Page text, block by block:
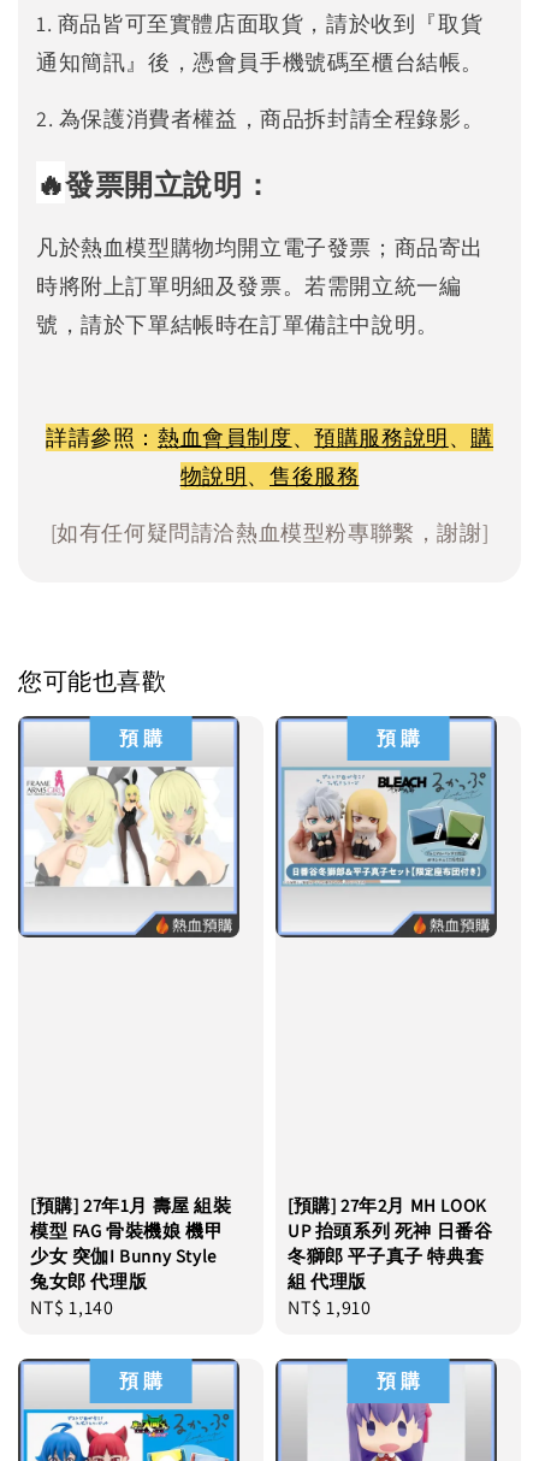
1. 商品皆可至實體店面取貨，請於收到『取貨
通知簡訊』後，憑會員手機號碼至櫃台結帳。
2. 為保護消費者權益，商品拆封請全程錄影。
🔥發票開立說明：
凡於熱血模型購物均開立電子發票；商品寄出
時將附上訂單明細及發票。若需開立統一編
號，請於下單結帳時在訂單備註中說明。
詳請參照： 熱血會員制度、預購服務說明、 購
物說明、 售後服務
[如有任何疑問請洽熱血模型粉專聯繫，謝謝]
您可能也喜歡
預 購
[預購] 27年1月 壽屋 組裝
模型 FAG 骨裝機娘 機甲
少女 突伽I Bunny Style
兔女郎 代理版
Regular
NT$ 1,140
預 購
[預購] 27年2月 MH LOOK
UP 抬頭系列 死神 日番谷
冬獅郎 平子真子 特典套
組 代理版
Regular
NT$ 1,910
預 購 預 購